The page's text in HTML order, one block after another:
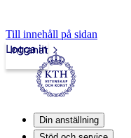
Till innehåll på sidan
Intranät
Logga in
Din anställning